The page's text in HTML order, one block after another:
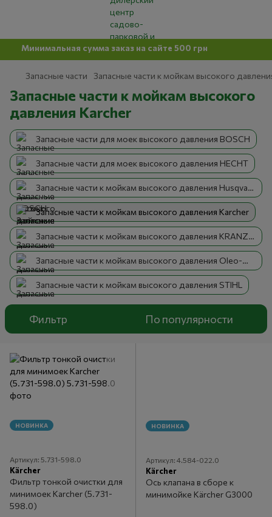
сумма заказ на сайте 500 грн
Запасные части Запасные части к мойкам высокого
Запасные части к мойкам высокого
давления Karcher
Запасные части для моек высокого давления BOSCH
Запасные части для моек высокого давления HECHT
Запасные части к мойкам высокого давления Husqvarna
Запасные части к мойкам высокого давления Karcher
Запасные части к мойкам высокого давления KRANZLE
Запасные части к мойкам высокого давления Oleo-Mac
Запасные части к мойкам высокого давления STIHL
Фильтр По популярности
НОВИНКА
Артикул: 5.731-598.0
Kärcher
Фильтр тонкой очистки для
минимоек Karcher (5.731-
598.0)
НОВИНКА
Артикул: 4.584-022.0
Kärcher
Ось клапана в сборе к
минимойке Kärcher G3000